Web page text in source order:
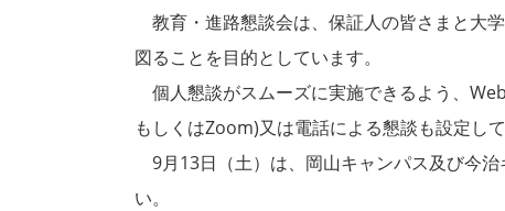
教育・進路懇談会は、保証人の皆さまと大
図ることを目的としています。
個人懇談がスムーズに実施できるよう、
もしくはZoom)又は電話による懇談も設定して
9月13日（土）は、岡山キャンパス及び今
い。